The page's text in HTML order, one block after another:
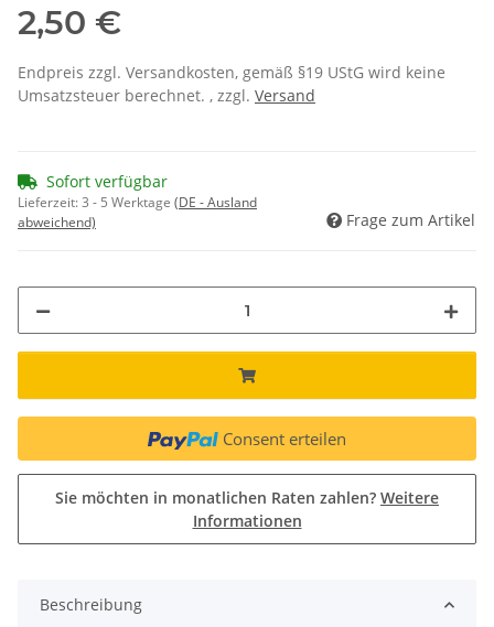
2,50 €
Endpreis zzgl. Versandkosten, gemäß §19 UStG wird keine
Umsatzsteuer berechnet. , zzgl. Versand
Sofort verfügbar
Lieferzeit:3 - 5 Werktage (DE - Ausland
abweichend)
Frage zum Artikel
Consent erteilen
Sie möchten in monatlichen Raten zahlen? Weitere
Informationen
Beschreibung